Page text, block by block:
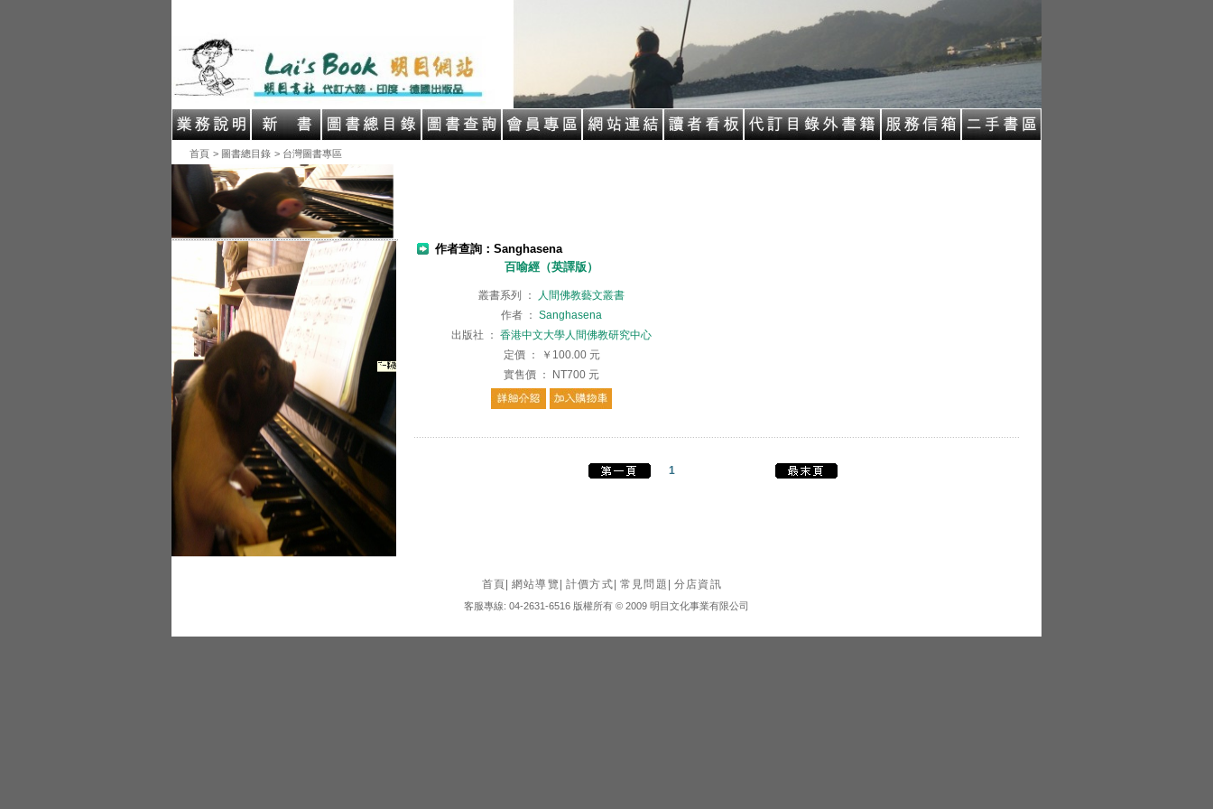
首頁 > 圖書總目錄 > 台灣圖書專區
作者查詢：Sanghasena
百喻經（英譯版）
叢書系列 ：
人間佛教藝文叢書
作者 ： Sanghasena
出版社
： 香港中文大學人間佛教研究中心
定價
： ￥100.00 元
實售價 ： NT700 元
1
首頁 網站導覽 計價方式 常見問題 分店資訊
客服專線: 04-2631-6516 版權所有 © 2009 明目文化事業有限公司